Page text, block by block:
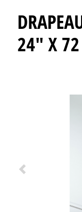
24" X 72
Previous